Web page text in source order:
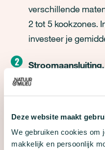
Deze website maakt
We gebruiken cookies om
makkelijk en persoonlijk
verschillende
2 tot 5 kookzones.
investeer je
groepen er nog
meterkast nodig.
meterkast